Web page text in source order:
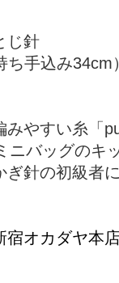
じ針
手込み34cm
やすい糸「
ニバッグのキ
針の初級者
宿オカダヤ本